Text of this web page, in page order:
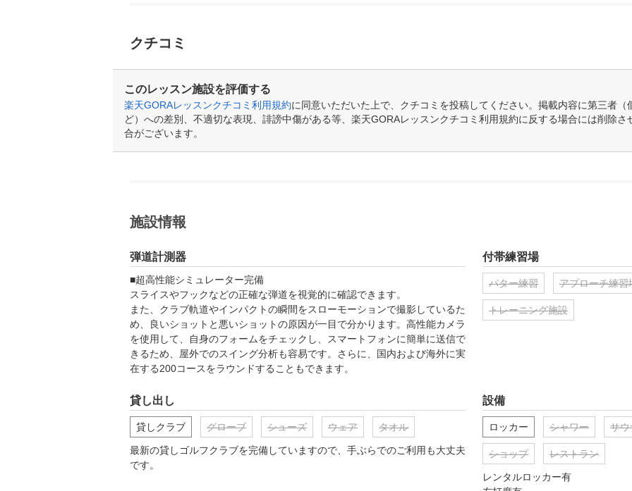
クチコミ
このレッスン施設を評価する
楽天GORAレッスンクチコミ利用規約に同意いただいた上で、クチコミを投稿してください。掲載内容に第三者（
ど）への差別、不適切な表現、誹謗中傷がある等、楽天GORAレッスンクチコミ利用規約に反する場合には削除さ
合がございます。
施設情報
弾道計測器
■超高性能シミュレーター完備
スライスやフックなどの正確な弾道を視覚的に確認できます。
また、クラブ軌道やインパクトの瞬間をスローモーションで撮影しているた
め、良いショットと悪いショットの原因が一目で分かります。高性能カメラ
を使用して、自身のフォームをチェックし、スマートフォンに簡単に送信で
きるため、屋外でのスイング分析も容易です。さらに、国内および海外に実
在する200コースをラウンドすることもできます。
付帯練習場
パター練習 アプローチ練習
トレーニング施設
貸し出し
貸しクラブ グローブ シューズ ウェア タオル
最新の貸しゴルフクラブを完備していますので、手ぶらでのご利用も大丈夫
です。
設備
ロッカー シャワー サウ
ショップ レストラン
レンタルロッカー有